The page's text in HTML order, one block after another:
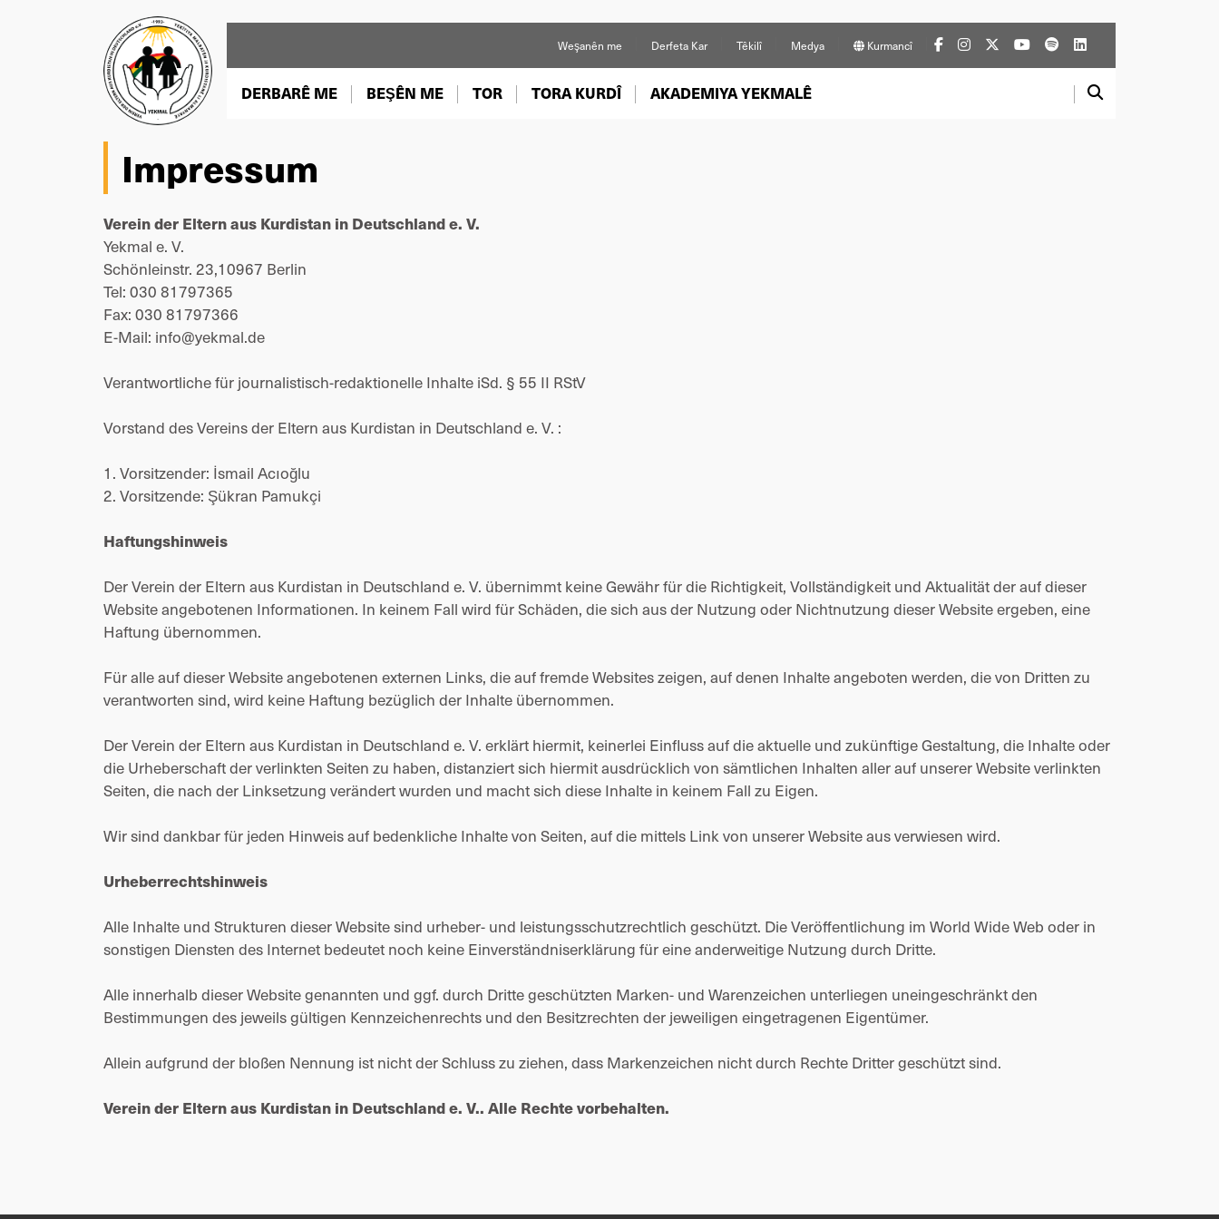
Weşanên me Derfeta Kar Têkilî Medya Kurmancî
DERBARÊ ME BEŞÊN ME TOR TORA KURDÎ AKADEMIYA YEKMALÊ
Impressum
Verein der Eltern aus Kurdistan in Deutschland e. V.
Yekmal e. V.
Schönleinstr. 23,10967 Berlin
Tel: 030 81797365
Fax: 030 81797366
E-Mail: info@yekmal.de
Verantwortliche für journalistisch-redaktionelle Inhalte iSd. § 55 II RStV
Vorstand des Vereins der Eltern aus Kurdistan in Deutschland e. V. :
1. Vorsitzender: İsmail Acıoğlu
2. Vorsitzende: Şükran Pamukçi
Haftungshinweis
Der Verein der Eltern aus Kurdistan in Deutschland e. V. übernimmt keine Gewähr für die Richtigkeit, Vollständigkeit und Aktualität der auf dieser
Website angebotenen Informationen. In keinem Fall wird für Schäden, die sich aus der Nutzung oder Nichtnutzung dieser Website ergeben, eine
Haftung übernommen.
Für alle auf dieser Website angebotenen externen Links, die auf fremde Websites zeigen, auf denen Inhalte angeboten werden, die von Dritten zu
verantworten sind, wird keine Haftung bezüglich der Inhalte übernommen.
Der Verein der Eltern aus Kurdistan in Deutschland e. V. erklärt hiermit, keinerlei Einfluss auf die aktuelle und zukünftige Gestaltung, die Inhalte oder
die Urheberschaft der verlinkten Seiten zu haben, distanziert sich hiermit ausdrücklich von sämtlichen Inhalten aller auf unserer Website verlinkten
Seiten, die nach der Linksetzung verändert wurden und macht sich diese Inhalte in keinem Fall zu Eigen.
Wir sind dankbar für jeden Hinweis auf bedenkliche Inhalte von Seiten, auf die mittels Link von unserer Website aus verwiesen wird.
Urheberrechtshinweis
Alle Inhalte und Strukturen dieser Website sind urheber- und leistungsschutzrechtlich geschützt. Die Veröffentlichung im World Wide Web oder in
sonstigen Diensten des Internet bedeutet noch keine Einverständniserklärung für eine anderweitige Nutzung durch Dritte.
Alle innerhalb dieser Website genannten und ggf. durch Dritte geschützten Marken- und Warenzeichen unterliegen uneingeschränkt den
Bestimmungen des jeweils gültigen Kennzeichenrechts und den Besitzrechten der jeweiligen eingetragenen Eigentümer.
Allein aufgrund der bloßen Nennung ist nicht der Schluss zu ziehen, dass Markenzeichen nicht durch Rechte Dritter geschützt sind.
Verein der Eltern aus Kurdistan in Deutschland e. V.. Alle Rechte vorbehalten.